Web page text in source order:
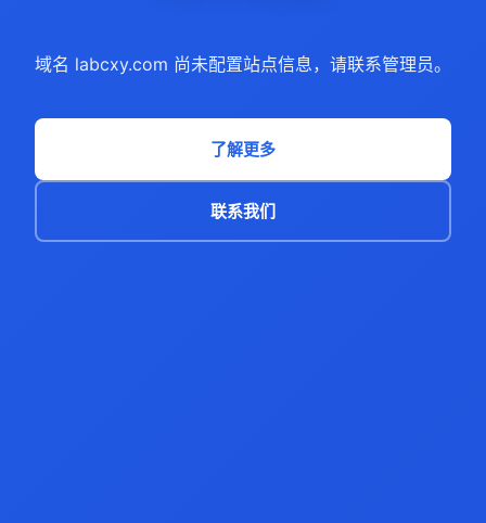
域名 labcxy.com 尚未配置站点信息，请联系管理员。
了解更多
联系我们